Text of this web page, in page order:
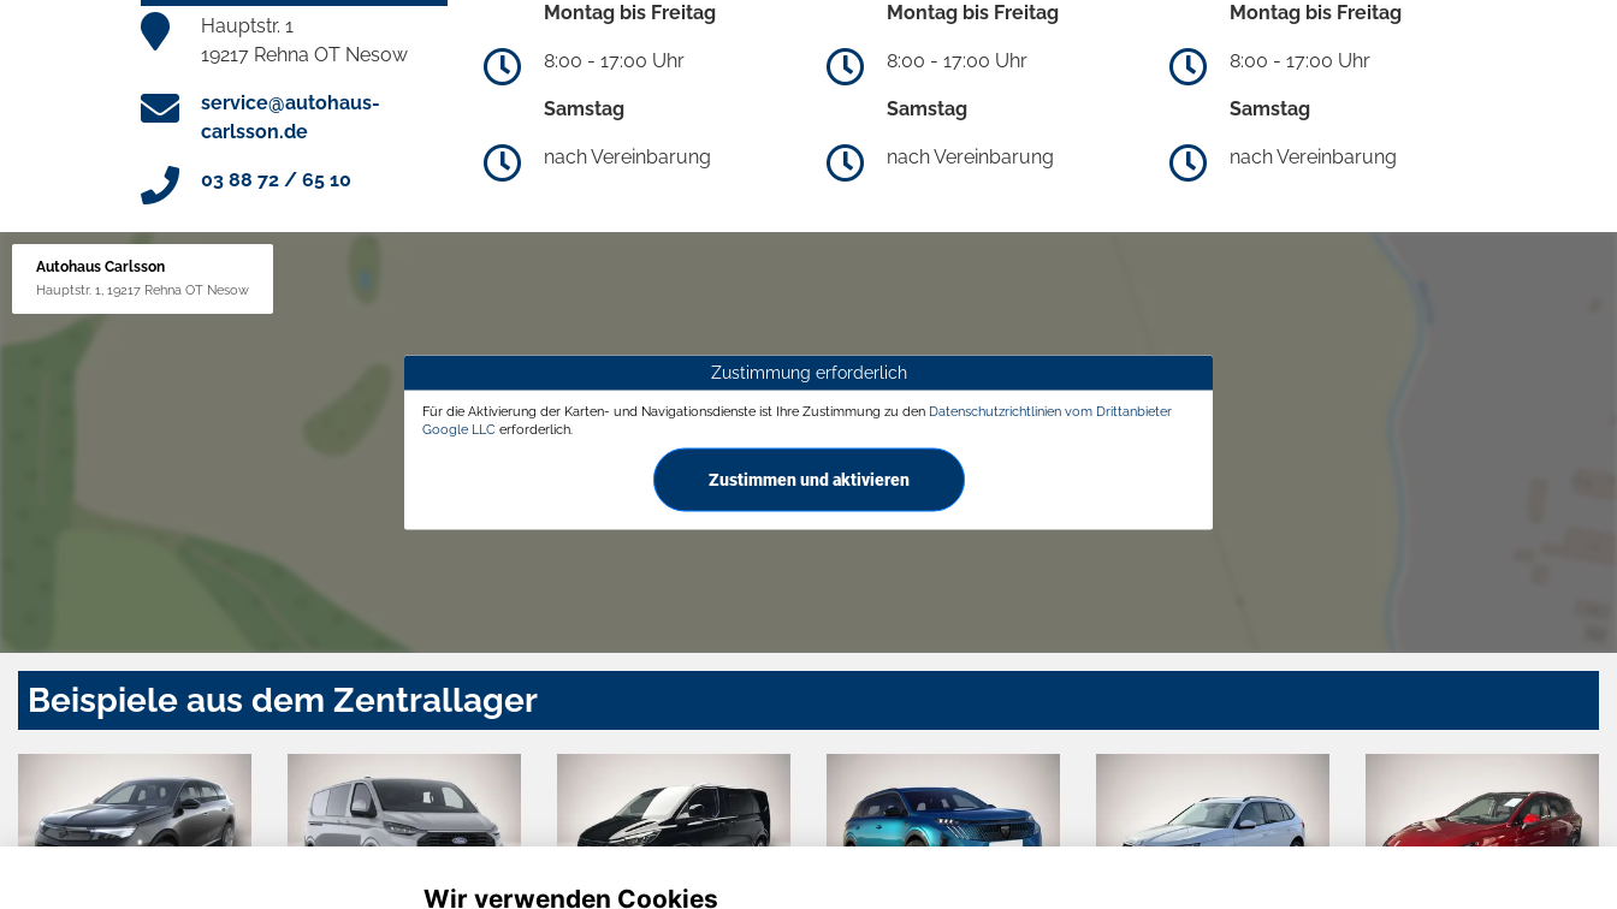
Hauptstr. 1
19217 Rehna OT Nesow
service@autohaus-
carlsson.de
03 88 72 / 65 10
Montag bis Freitag
8:00 - 17:00 Uhr
Samstag
nach Vereinbarung
Montag bis Freitag
8:00 - 17:00 Uhr
Samstag
nach Vereinbarung
Montag bis Freitag
8:00 - 17:00 Uhr
Samstag
nach Vereinbarung
Autohaus Carlsson
Hauptstr. 1, 19217 Rehna OT Nesow
Zustimmung erforderlich
Für die Aktivierung der Karten- und Navigationsdienste ist Ihre Zustimmung zu den Datenschutzrichtlinien vom Drittanbieter
Google LLC erforderlich.
Zustimmen und aktivieren
Beispiele aus dem Zentrallager
Wir verwenden Cookies